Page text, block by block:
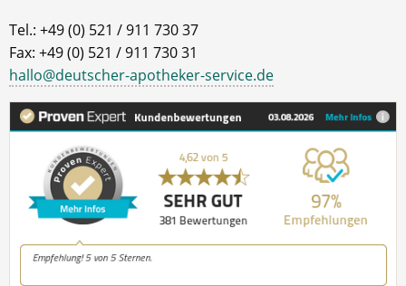
Tel.: +49 (0) 521 / 911 730 37
Fax: +49 (0) 521 / 911 730 31
hallo@deutscher-apotheker-service.de